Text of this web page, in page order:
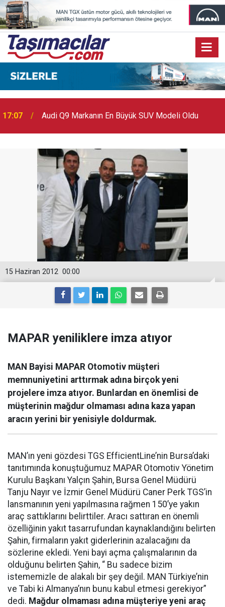
17:07 Audi Q9 Markanın En Büyük SUV Modeli Oldu
00:00
15 Haziran 2012
MAPAR yeniliklere imza atıyor
MAN Bayisi MAPAR Otomotiv müşteri
memnuniyetini arttırmak adına birçok yeni
projelere imza atıyor. Bunlardan en önemlisi de
müşterinin mağdur olmaması adına kaza yapan
aracın yerini bir yenisiyle doldurmak.
MAN’ın yeni gözdesi TGS EfficientLine’nin Bursa’daki
tanıtımında konuştuğumuz MAPAR Otomotiv Yönetim
Kurulu Başkanı Yalçın Şahin, Bursa Genel Müdürü
Tanju Nayır ve İzmir Genel Müdürü Caner Perk TGS’in
lansmanının yeni yapılmasına rağmen 150’ye yakın
araç sattıklarını belirttiler. Aracı sattıran en önemli
özelliğinin yakıt tasarrufundan kaynaklandığını belirten
Şahin, firmaların yakıt giderlerinin azalacağını da
sözlerine ekledi. Yeni bayi açma çalışmalarının da
olduğunu belirten Şahin, “ Bu sadece bizim
istememizle de alakalı bir şey değil. MAN Türkiye’nin
ve Tabi ki Almanya’nın bunu kabul etmesi gerekiyor”
dedi. Mağdur olmaması adına müşteriye yeni araç